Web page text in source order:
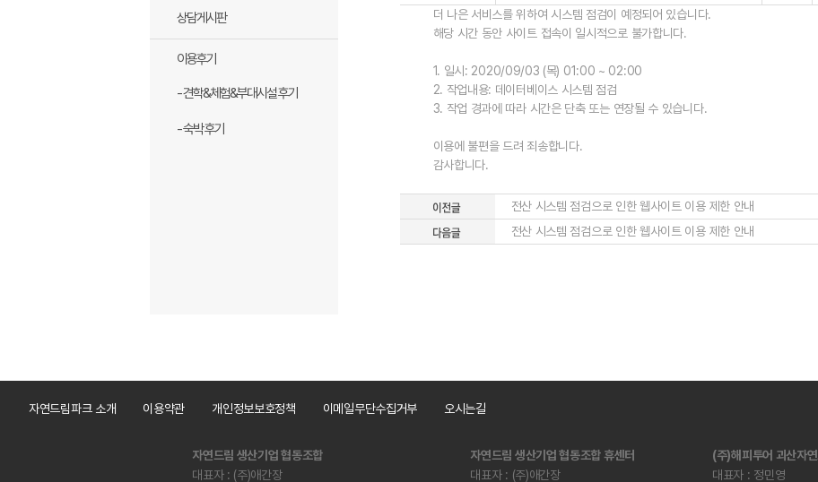
상담게시판
이용후기
- 견학&체험&부대시설 후기
- 숙박 후기
더 나은 서비스를 위하여 시스템 점검이 예정되어 있습니다.
해당 시간 동안 사이트 접속이 일시적으로 불가합니다.
1. 일시: 2020/09/03 (목) 01:00 ~ 02:00
2. 작업내용: 데이터베이스 시스템 점검
3. 작업 경과에 따라 시간은 단축 또는 연장될 수 있습니다.
이용에 불편을 드려 죄송합니다.
감사합니다.
전산 시스템 점검으로 인한 웹사이트 이용 제한 안내
전산 시스템 점검으로 인한 웹사이트 이용 제한 안내
자연드림파크 소개 이용약관 개인정보보호정책 이메일무단수집거부 오시는길
자연드림 생산기업 협동조합
대표자 : (주)애간장
자연드림 생산기업 협동조합 휴센터
대표자 : (주)애간장
(주)해피투어 괴산자
대표자 : 정민영